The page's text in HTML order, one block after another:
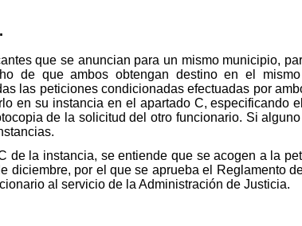
que se anuncian para un mismo municipio,
de que ambos obtengan destino en el
las peticiones condicionadas efectuadas por
en su instancia en el apartado C, especificando
de la solicitud del otro funcionario. Si
de la instancia, se entiende que se acogen a la
diciembre, por el que se aprueba el Reglamento
al servicio de la Administración de Justicia.